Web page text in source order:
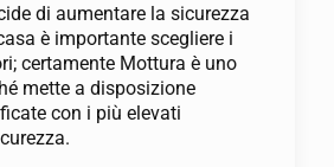
di aumentare la sicurezza
è importante scegliere i
certamente Mottura è uno
mette a disposizione
con i più elevati